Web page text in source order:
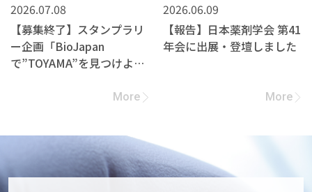
2026.07.08
【募集終了】スタンプラリ
ー企画「BioJapan
で”TOYAMA”を見つけよ
More
2026.06.09
【報告】日本薬剤学会 第41
年会に出展・登壇しました
More